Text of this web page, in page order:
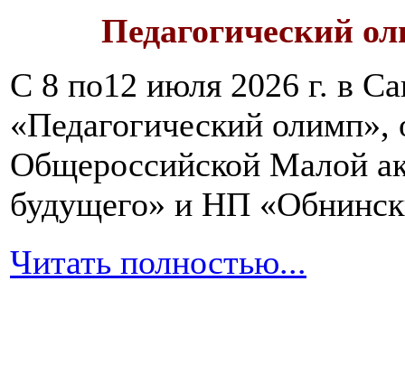
Педагогический
С 8 по12 июля 2026 г. в
«Педагогический олимп»,
Общероссийской Малой
будущего» и НП
Читать полностью...